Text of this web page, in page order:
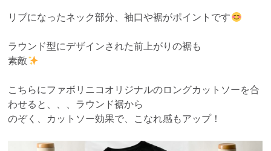
リブになったネック部分、袖口や裾がポイントです
ラウンド型にデザインされた前上がりの裾も
素敵
こちらにファボリニコオリジナルのロングカットソーを合
わせると、、、ラウンド裾から
のぞく、カットソー効果で、こなれ感もアップ！